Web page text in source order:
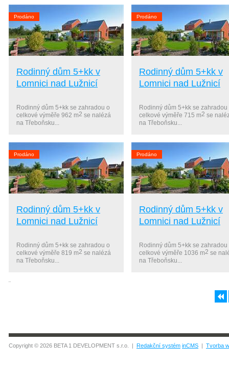
Prodáno
Rodinný dům 5+kk v
Lomnici nad Lužnicí
Rodinný dům 5+kk se zahradou o
celkové výměře 962 m2 se nalézá
na Třeboňsku...
Prodáno
Rodinný dům 5+kk v
Lomnici nad Lužnicí
Rodinný dům 5+kk se zahradou
celkové výměře 715 m2 se
na Třeboňsku...
Prodáno
Rodinný dům 5+kk v
Lomnici nad Lužnicí
Rodinný dům 5+kk se zahradou o
celkové výměře 819 m2 se nalézá
na Třeboňsku...
Prodáno
Rodinný dům 5+kk v
Lomnici nad Lužnicí
Rodinný dům 5+kk se zahradou
celkové výměře 1036 m2 se
na Třeboňsku...
¨
Copyright © 2026 BETA 1 DEVELOPMENT s.r.o. | Redakční systém inCMS | Tvorba